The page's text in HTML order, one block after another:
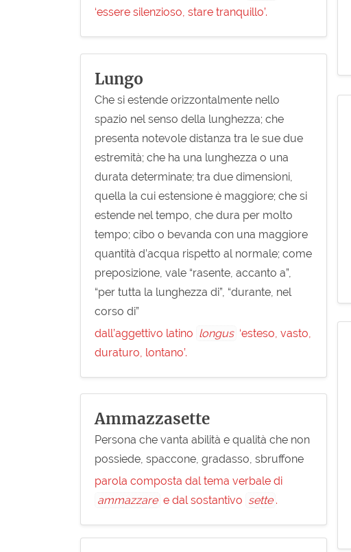
‘essere silenzioso, stare tranquillo’.
Lungo
Che si estende orizzontalmente nello
spazio nel senso della lunghezza; che
presenta notevole distanza tra le sue due
estremità; che ha una lunghezza o una
durata determinate; tra due dimensioni,
quella la cui estensione è maggiore; che si
estende nel tempo, che dura per molto
tempo; cibo o bevanda con una maggiore
quantità d’acqua rispetto al normale; come
preposizione, vale “rasente, accanto a”,
“per tutta la lunghezza di”, “durante, nel
corso di”
dall’aggettivo latino longus ‘esteso, vasto,
duraturo, lontano’.
Ammazzasette
Persona che vanta abilità e qualità che non
possiede, spaccone, gradasso, sbruffone
parola composta dal tema verbale di
ammazzare e dal sostantivo sette .